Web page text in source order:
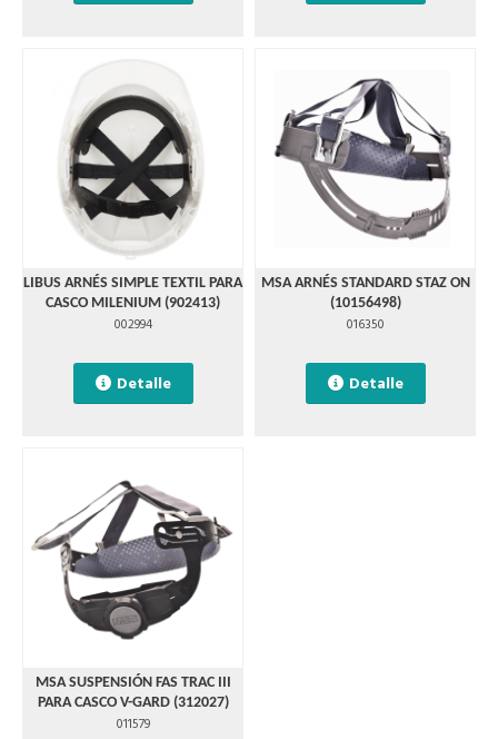
LIBUS ARNÉS SIMPLE TEXTIL PARA
CASCO MILENIUM (902413)
002994
Detalle
MSA ARNÉS STANDARD STAZ ON
(10156498)
016350
Detalle
MSA SUSPENSIÓN FAS TRAC III
PARA CASCO V-GARD (312027)
011579